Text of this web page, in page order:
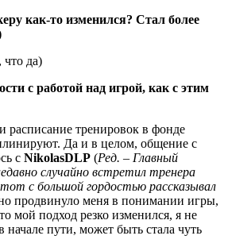
как-то изменился? Стал более
что да)
с работой над игрой, как с этим
расписание тренировок в фонде
Да и в целом, общение с
с NikolasDLP (Ред. – Главный
случайно встретил тренера
с большой гордостью рассказывал
продвинуло меня в понимании игры,
мой подход резко изменился, я не
начале пути, может быть стала чуть